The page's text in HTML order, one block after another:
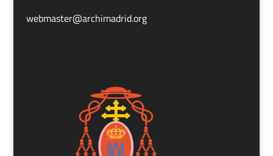
webmaster@archimadrid.org